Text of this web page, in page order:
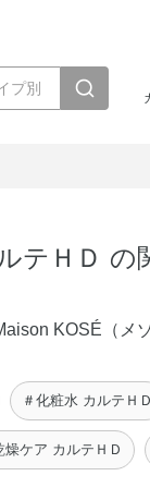
テＨＤ の
KOSÉ（メ
＃化粧水 カルテＨ
燥ケア カルテＨＤ